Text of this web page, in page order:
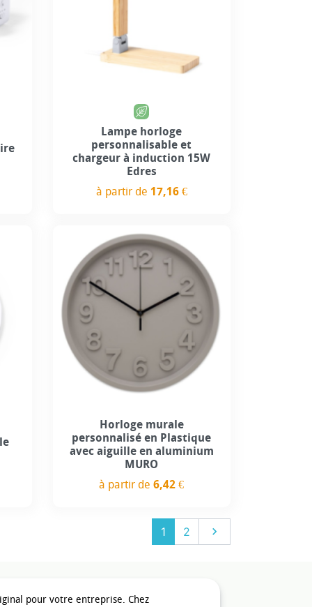
pour votre entreprise. Chez
Lampe horloge
personnalisable et
chargeur à induction 15W
Edres
à partir de 17,16 €
Horloge murale
personnalisé en Plastique
avec aiguille en aluminium
MURO
à partir de6,42 €
1 2 Suivant
